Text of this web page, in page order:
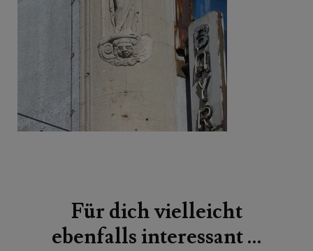
Für dich vielleicht
ebenfalls interessant …